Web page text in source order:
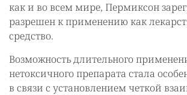
как и во всем мире, Пермиксон
разрешен к применению как
средство.
Возможность длительного
нетоксичного препарата стала
в связи с установлением четкой